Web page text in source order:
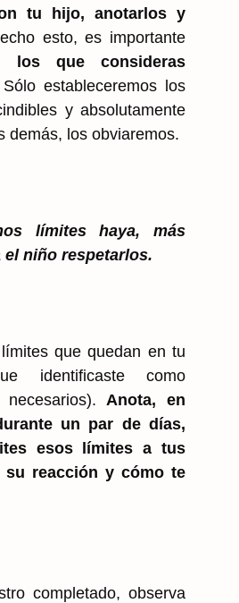
tu hijo, anotarlos y
esto, es importante
los que consideras
estableceremos los
y absolutamente
demás, los obviaremos.
límites haya, más
el niño respetarlos.
que quedan en tu
identificaste como
necesarios). Anota, en
un par de días,
esos límites a tus
su reacción y cómo te
completado, observa